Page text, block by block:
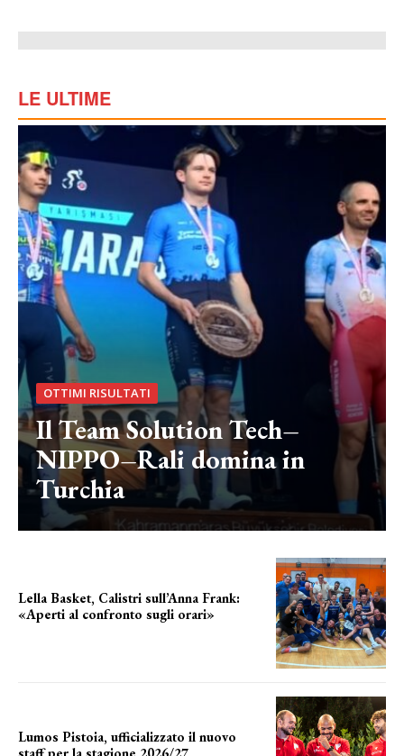
LE ULTIME
OTTIMI RISULTATI
Il Team Solution Tech–
NIPPO–Rali domina in
Turchia
Lella Basket, Calistri sull’Anna Frank:
«Aperti al confronto sugli orari»
Lumos Pistoia, ufficializzato il nuovo